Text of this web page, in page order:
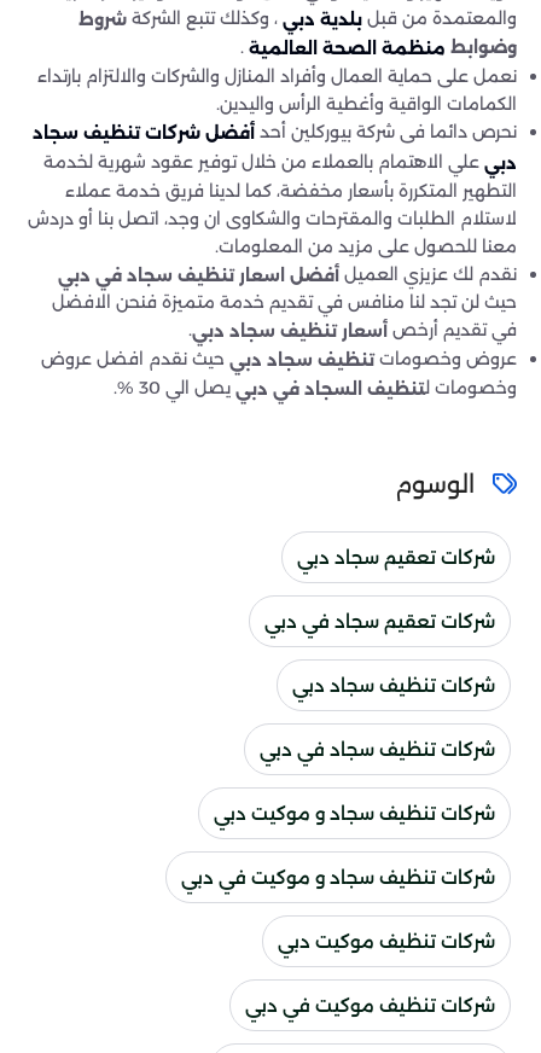
والمعتمدة من قبل بلدية دبي ، وكذلك تتبع الشركة شروط
وضوابط منظمة الصحة العالمية .
نعمل على حماية العمال وأفراد المنازل والشركات والالتزام بارتداء
الكمامات الواقية وأغطية الرأس واليدين.
نحرص دائما فى شركة بيوركلين أحد أفضل شركات تنظيف سجاد
دبي علي الاهتمام بالعملاء من خلال توفير عقود شهرية لخدمة
التطهير المتكررة بأسعار مخفضة، كما لدينا فريق خدمة عملاء
لاستلام الطلبات والمقترحات والشكاوى ان وجد، اتصل بنا أو دردش
معنا للحصول على مزيد من المعلومات.
نقدم لك عزيزي العميل أفضل اسعار تنظيف سجاد في دبي
حيث لن تجد لنا منافس في تقديم خدمة متميزة فنحن الافضل
في تقديم أرخص أسعار تنظيف سجاد دبي.
عروض وخصوماتتنظيف سجاد دبي حيث نقدم افضل عروض
وخصومات لتنظيف السجاد في دبي يصل الي 30 %.
الوسوم
شركات تعقيم سجاد دبي
شركات تعقيم سجاد في دبي
شركات تنظيف سجاد دبي
شركات تنظيف سجاد في دبي
شركات تنظيف سجاد و موكيت دبي
شركات تنظيف سجاد و موكيت في دبي
شركات تنظيف موكيت دبي
شركات تنظيف موكيت في دبي